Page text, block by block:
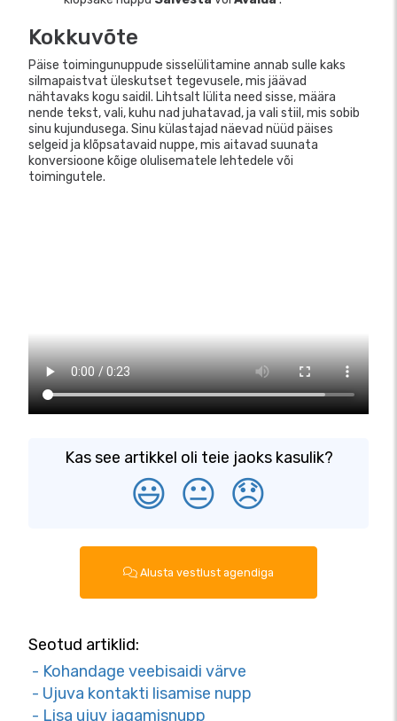
Kokkuvõte
Päise toimingunuppude sisselülitamine annab sulle kaks
silmapaistvat üleskutset tegevusele, mis jäävad
nähtavaks kogu saidil. Lihtsalt lülita need sisse, määra
nende tekst, vali, kuhu nad juhatavad, ja vali stiil, mis sobib
sinu kujundusega. Sinu külastajad näevad nüüd päises
selgeid ja klõpsatavaid nuppe, mis aitavad suunata
konversioone kõige olulisematele lehtedele või
toimingutele.
Kas see artikkel oli teie jaoks kasulik?
😃 😐 😞
Alusta vestlust agendiga
Seotud artiklid:
- Kohandage veebisaidi värve
- Ujuva kontakti lisamise nupp
- Lisa ujuv jagamisnupp